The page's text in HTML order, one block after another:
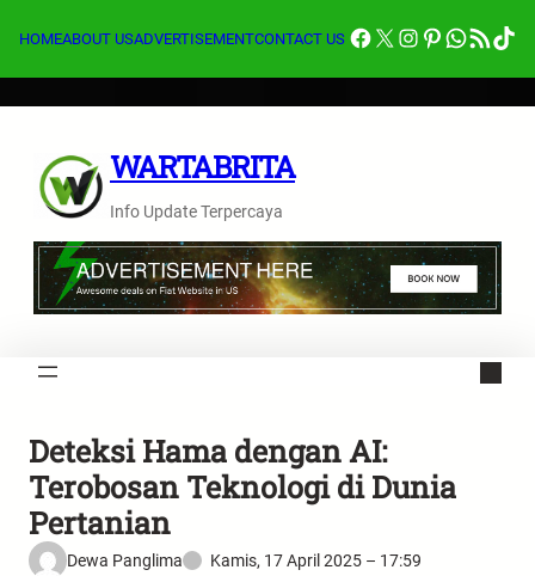
HOMEABOUT USADVERTISEMENTCONTACT US Facebook
X Instagram
Pinterest
Feed RSS
WARTABRITA
Info Update Terpercaya
Deteksi Hama dengan AI:
Terobosan Teknologi di Dunia
Pertanian
Dewa Panglima Kamis, 17 April 2025 – 17:59